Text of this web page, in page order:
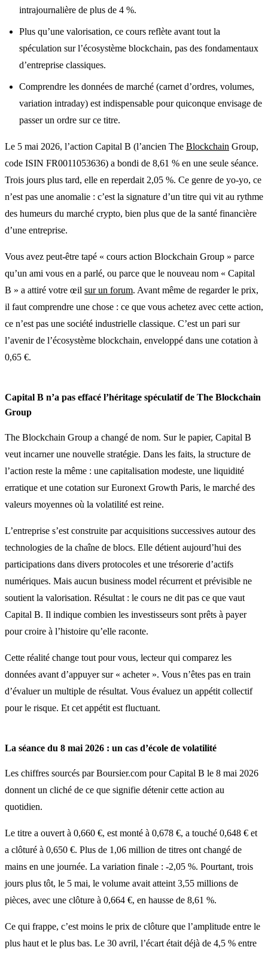
intrajournalière de plus de 4 %.
Plus qu’une valorisation, ce cours reflète avant tout la
spéculation sur l’écosystème blockchain, pas des fondamentaux
d’entreprise classiques.
Comprendre les données de marché (carnet d’ordres, volumes,
variation intraday) est indispensable pour quiconque envisage de
passer un ordre sur ce titre.
Le 5 mai 2026, l’action Capital B (l’ancien The Blockchain Group,
code ISIN FR0011053636) a bondi de 8,61 % en une seule séance.
Trois jours plus tard, elle en reperdait 2,05 %. Ce genre de yo-yo, ce
n’est pas une anomalie : c’est la signature d’un titre qui vit au rythme
des humeurs du marché crypto, bien plus que de la santé financière
d’une entreprise.
Vous avez peut-être tapé « cours action Blockchain Group » parce
qu’un ami vous en a parlé, ou parce que le nouveau nom « Capital
B » a attiré votre œil sur un forum. Avant même de regarder le prix,
il faut comprendre une chose : ce que vous achetez avec cette action,
ce n’est pas une société industrielle classique. C’est un pari sur
l’avenir de l’écosystème blockchain, enveloppé dans une cotation à
0,65 €.
Capital B n’a pas effacé l’héritage spéculatif de The Blockchain
Group
The Blockchain Group a changé de nom. Sur le papier, Capital B
veut incarner une nouvelle stratégie. Dans les faits, la structure de
l’action reste la même : une capitalisation modeste, une liquidité
erratique et une cotation sur Euronext Growth Paris, le marché des
valeurs moyennes où la volatilité est reine.
L’entreprise s’est construite par acquisitions successives autour des
technologies de la chaîne de blocs. Elle détient aujourd’hui des
participations dans divers protocoles et une trésorerie d’actifs
numériques. Mais aucun business model récurrent et prévisible ne
soutient la valorisation. Résultat : le cours ne dit pas ce que vaut
Capital B. Il indique combien les investisseurs sont prêts à payer
pour croire à l’histoire qu’elle raconte.
Cette réalité change tout pour vous, lecteur qui comparez les
données avant d’appuyer sur « acheter ». Vous n’êtes pas en train
d’évaluer un multiple de résultat. Vous évaluez un appétit collectif
pour le risque. Et cet appétit est fluctuant.
La séance du 8 mai 2026 : un cas d’école de volatilité
Les chiffres sourcés par Boursier.com pour Capital B le 8 mai 2026
donnent un cliché de ce que signifie détenir cette action au
quotidien.
Le titre a ouvert à 0,660 €, est monté à 0,678 €, a touché 0,648 € et
a clôturé à 0,650 €. Plus de 1,06 million de titres ont changé de
mains en une journée. La variation finale : -2,05 %. Pourtant, trois
jours plus tôt, le 5 mai, le volume avait atteint 3,55 millions de
pièces, avec une clôture à 0,664 €, en hausse de 8,61 %.
Ce qui frappe, c’est moins le prix de clôture que l’amplitude entre le
plus haut et le plus bas. Le 30 avril, l’écart était déjà de 4,5 % entre